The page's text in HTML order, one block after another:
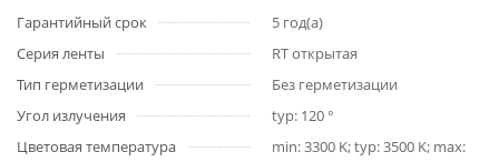
Гарантийный срок
5 год(а)
Серия ленты
RT открытая
Тип герметизации
Без герметизации
Угол излучения
typ: 120 °
Цветовая температура
min: 3300 K; typ: 3500 K; max: